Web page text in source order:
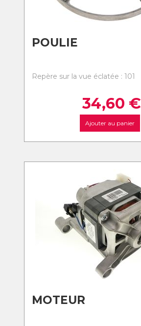
POULIE
Repère sur la vue éclatée : 101
34,60 €
Ajouter au panier
MOTEUR